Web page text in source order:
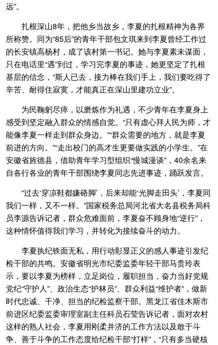
远”。
扎根深山8年，把他乡当故乡，李夏的扎根精神为各界
所称赞。同为“85后”的青年干部包文琪来到李夏曾经工作过
的长安镇高杨村，成了该村第一书记。她与李夏素未谋面，
只在电话里“遇”到过，学习完李夏的事迹，她更坚定了扎根
基层的信念，“斯人已去，接力棒在我们手上，我们要吃得了
辛苦、耐得住寂寞，才能真正在深山里建功立业”。
为民鞠躬尽瘁，以磨炼作为礼遇，不少青年在李夏身上
感受到坚定融入群众的情感自觉。“只有虚心拜人民为师，才
能像李夏一样走到群众身边。”“群众需要的地方，就是李夏
前进的方向。”“走出校门的高才生更要做实践的小学生。”在
安徽省旌德县，借助青年学习型组织“慢城漫谈”，40余名来
自各行各业的青年干部围绕李夏同志先进事迹，踊跃发言。
“过去‘穿凉鞋都嫌硌脚’，后来却能‘光脚走田头’，李夏同
我们一样，又不一样。”国家税务总局河北省大名县税务局科
员李源告诉记者，群众危难面前，李夏奋不顾身地“逆行”，
这种情怀值得我们学习，并转化为接续奋斗的动力。
李夏执纪铁面无私，用行动彰显正义的感人事迹引发纪
检干部的共鸣。安徽省明光市纪委监委年轻干部马贵玲表
示，要以李夏为榜样，立足岗位，履职担当，奋力当好党规
党纪“守护人”、政治生态“护林员”、群众利益“维护者”，做新
时代忠诚、干净、担当的纪检监察干部。黑龙江省佳木斯市
前进区纪委监委审理室副主任科员石莹告诉记者，面对农村
这样的熟人社会，李夏用刚柔并济的工作方法以及敢于斗
争、善于斗争的工作态度给纪检干部“打样”，“只有多当硬核